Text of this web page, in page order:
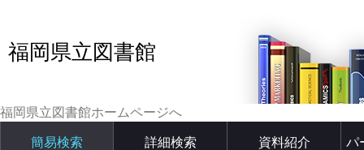
福岡県立図書館
福岡県立図書館ホームページへ
簡易検索 詳細検索 資料紹介 パ